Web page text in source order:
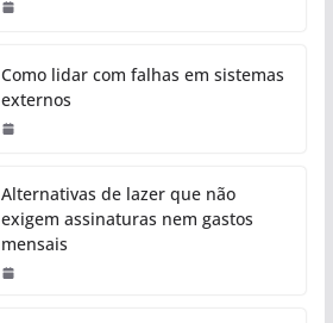
Como lidar com falhas em sistemas
externos
Alternativas de lazer que não
exigem assinaturas nem gastos
mensais